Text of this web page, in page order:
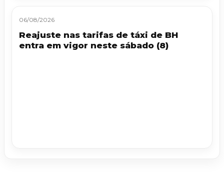
06/08/2026
Reajuste nas tarifas de táxi de BH
entra em vigor neste sábado (8)